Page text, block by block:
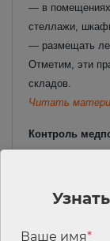
— в помещениях
стеллажи,
— размещать
Отметим, эти
складов.
Читать
Контроль
перечень
оценивать
непрофильной
Ваше имя*